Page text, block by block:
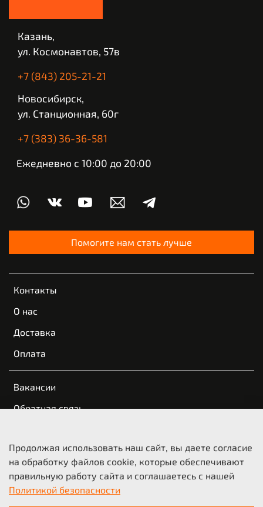
Контакты
О нас
Доставка
Оплата
Вакансии
Обратная связь
Оферта и политика конфиденциальности
Казань,
ул. Космонавтов, 57в
+7 (843) 205-21-21
Новосибирск,
ул. Станционная, 60г
+7 (383) 36-36-581
Ежедневно с 10:00 до 20:00
Помогите нам стать лучше
© 2021-2026 KTM Казань | КТМ Новосибирск
Продолжая использовать наш сайт, вы даете согласие
на обработку файлов cookie, которые обеспечивают
правильную работу сайта и соглашаетесь с нашей
Политикой безопасности